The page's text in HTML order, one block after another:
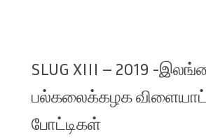
SLUG XIII – 2019 -
பல்கலைக்கழக
போட்டிகள்